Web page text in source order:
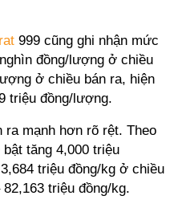
999 cũng ghi nhận mức
đồng/lượng ở chiều
ở chiều bán ra, hiện
triệu đồng/lượng.
mạnh hơn rõ rệt. Theo
tăng 4,000 triệu
triệu đồng/kg ở chiều
triệu đồng/kg.